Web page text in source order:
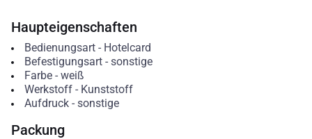
Haupteigenschaften
Bedienungsart- Hotelcard
Befestigungsart- sonstige
Farbe- weiß
Werkstoff- Kunststoff
Aufdruck- sonstige
Packung